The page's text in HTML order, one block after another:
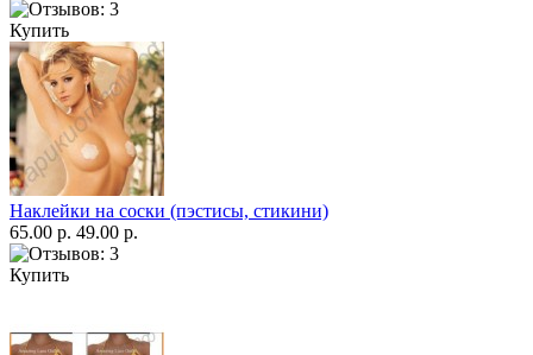
Купить
Наклейки на соски (пэстисы, стикини)
65.00 р. 49.00 р.
Купить